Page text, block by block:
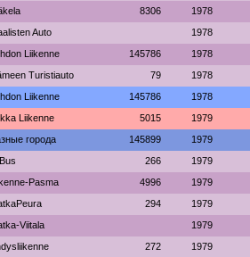
8306 1978
Auto 1978
Liikenne 145786 1978
Turistiauto 79 1978
Liikenne 145786 1978
Liikenne 5015 1979
города 145899 1979
266 1979
Pasma 4996 1979
294 1979
Viitala 1979
272 1979